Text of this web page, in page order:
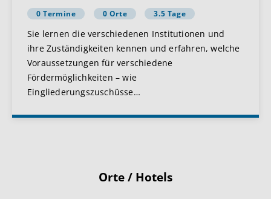
0 Termine 0 Orte 3.5 Tage
Sie lernen die verschiedenen Institutionen und
ihre Zuständigkeiten kennen und erfahren, welche
Voraussetzungen für verschiedene
Fördermöglichkeiten – wie
Eingliederungszuschüsse…
Orte / Hotels